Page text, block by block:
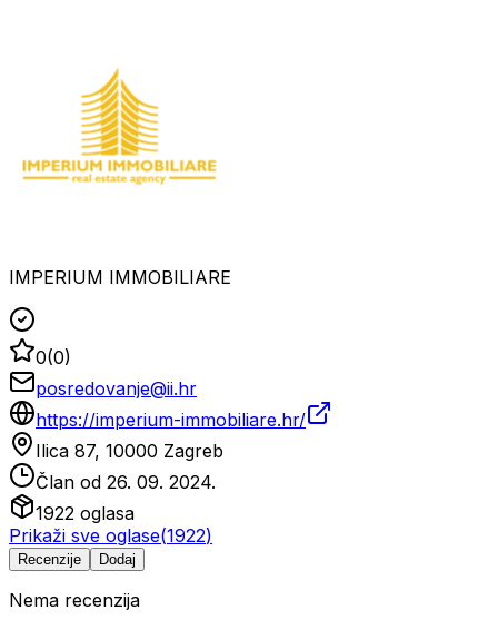
IMPERIUM IMMOBILIARE
0(0)
posredovanje@ii.hr
https://imperium-immobiliare.hr/
Ilica 87, 10000 Zagreb
Član od 26. 09. 2024.
1922 oglasa
Prikaži sve oglase(1922)
Recenzije Dodaj
Nema recenzija